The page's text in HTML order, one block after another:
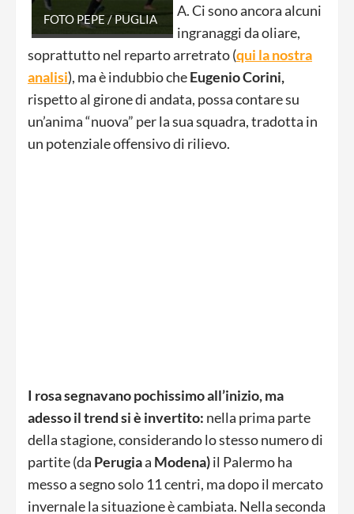
FOTO PEPE / PUGLIA
A. Ci sono ancora alcuni
ingranaggi da oliare,
soprattutto nel reparto arretrato (qui la nostra
analisi), ma è indubbio cheEugenio Corini,
rispetto al girone di andata, possa contare su
un’anima “nuova” per la sua squadra, tradotta in
un potenziale offensivo di rilievo.
I rosa segnavano pochissimo all’inizio, ma
adesso il trend si è invertito: nella prima parte
della stagione, considerando lo stesso numero di
partite (da Perugiaa Modena)il Palermo ha
messo a segno solo 11 centri, ma dopo il mercato
invernale la situazione è cambiata. Nella seconda